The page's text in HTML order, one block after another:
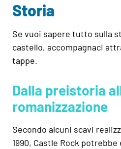
Storia
Se vuoi sapere tutto sulla
castello, accompagnaci
tappe.
Dalla preistoria
romanizzazione
Secondo alcuni scavi
1990, Castle Rock